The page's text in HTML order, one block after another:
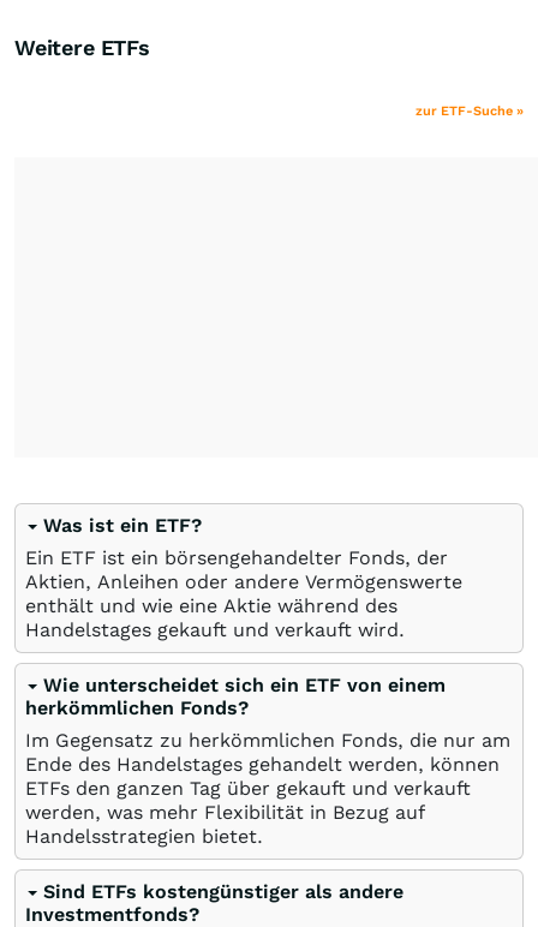
Weitere ETFs
zur ETF-Suche »
Was ist ein ETF?
Ein ETF ist ein börsengehandelter Fonds, der
Aktien, Anleihen oder andere Vermögenswerte
enthält und wie eine Aktie während des
Handelstages gekauft und verkauft wird.
Wie unterscheidet sich ein ETF von einem
herkömmlichen Fonds?
Im Gegensatz zu herkömmlichen Fonds, die nur am
Ende des Handelstages gehandelt werden, können
ETFs den ganzen Tag über gekauft und verkauft
werden, was mehr Flexibilität in Bezug auf
Handelsstrategien bietet.
Sind ETFs kostengünstiger als andere
Investmentfonds?